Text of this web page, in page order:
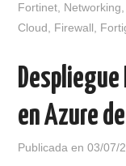
Fortinet Networking
Cloud
Firewall
en Azure
Publicada en03/07/